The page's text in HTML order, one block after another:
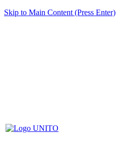
Skip to Main Content (Press Enter)